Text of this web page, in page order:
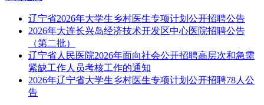
辽宁省2026年大学生乡村医生专项计划公开招聘公告
2026年大连长兴岛经济技术开发区中心医院招聘公告
（第二批）
辽宁省人民医院2026年面向社会公开招聘高层次和急需
紧缺工作人员考核工作的通知
2026年辽宁省大学生乡村医生专项计划公开招聘78人公
告